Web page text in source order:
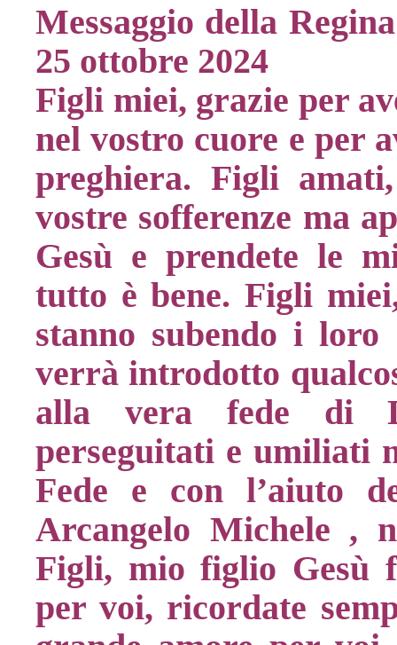
Messaggio della
25 ottobre 2024
Figli miei, grazie per
nel vostro cuore e per
preghiera. Figli
vostre sofferenze ma
Gesù e prendete le
tutto è bene. Figli
stanno subendo i loro
verrà introdotto
alla vera fede di
perseguitati e umiliati
Fede e con l’aiuto
Arcangelo Michele ,
Figli, mio figlio Gesù
per voi, ricordate